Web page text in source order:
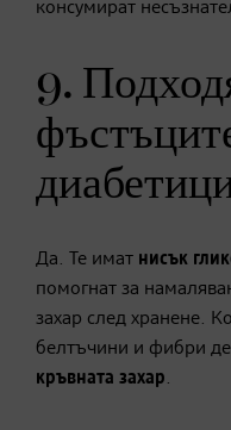
консумират
9.
Да. Те имат нисък
помогнат за
захар след хранене.
белтъчини и фибри
кръвната захар.